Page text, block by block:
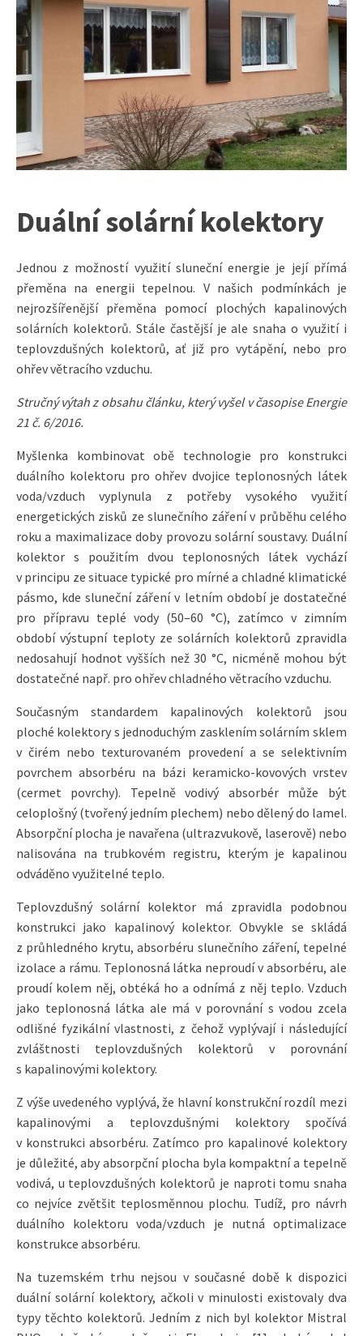
Duální solární kolektory
Jednou z možností využití sluneční energie je její přímá
přeměna na energii tepelnou. V našich podmínkách je
nejrozšířenější přeměna pomocí plochých kapalinových
solárních kolektorů. Stále častější je ale snaha o využití i
teplovzdušných kolektorů, ať již pro vytápění, nebo pro
ohřev větracího vzduchu.
Stručný výtah z obsahu článku, který vyšel v časopise Energie
21 č. 6/2016.
Myšlenka kombinovat obě technologie pro konstrukci
duálního kolektoru pro ohřev dvojice teplonosných látek
voda/vzduch vyplynula z potřeby vysokého využití
energetických zisků ze slunečního záření v průběhu celého
roku a maximalizace doby provozu solární soustavy. Duální
kolektor s použitím dvou teplonosných látek vychází
v principu ze situace typické pro mírné a chladné klimatické
pásmo, kde sluneční záření v letním období je dostatečné
pro přípravu teplé vody (50–60 °C), zatímco v zimním
období výstupní teploty ze solárních kolektorů zpravidla
nedosahují hodnot vyšších než 30 °C, nicméně mohou být
dostatečné např. pro ohřev chladného větracího vzduchu.
Současným standardem kapalinových kolektorů jsou
ploché kolektory s jednoduchým zasklením solárním sklem
v čirém nebo texturovaném provedení a se selektivním
povrchem absorbéru na bázi keramicko-kovových vrstev
(cermet povrchy). Tepelně vodivý absorbér může být
celoplošný (tvořený jedním plechem) nebo dělený do lamel.
Absorpční plocha je navařena (ultrazvukově, laserově) nebo
nalisována na trubkovém registru, kterým je kapalinou
odváděno využitelné teplo.
Teplovzdušný solární kolektor má zpravidla podobnou
konstrukci jako kapalinový kolektor. Obvykle se skládá
z průhledného krytu, absorbéru slunečního záření, tepelné
izolace a rámu. Teplonosná látka neproudí v absorbéru, ale
proudí kolem něj, obtéká ho a odnímá z něj teplo. Vzduch
jako teplonosná látka ale má v porovnání s vodou zcela
odlišné fyzikální vlastnosti, z čehož vyplývají i následující
zvláštnosti teplovzdušných kolektorů v porovnání
s kapalinovými kolektory.
Z výše uvedeného vyplývá, že hlavní konstrukční rozdíl mezi
kapalinovými a teplovzdušnými kolektory spočívá
v konstrukci absorbéru. Zatímco pro kapalinové kolektory
je důležité, aby absorpční plocha byla kompaktní a tepelně
vodivá, u teplovzdušných kolektorů je naproti tomu snaha
co nejvíce zvětšit teplosměnnou plochu. Tudíž, pro návrh
duálního kolektoru voda/vzduch je nutná optimalizace
konstrukce absorbéru.
Na tuzemském trhu nejsou v současné době k dispozici
duální solární kolektory, ačkoli v minulosti existovaly dva
typy těchto kolektorů. Jedním z nich byl kolektor Mistral